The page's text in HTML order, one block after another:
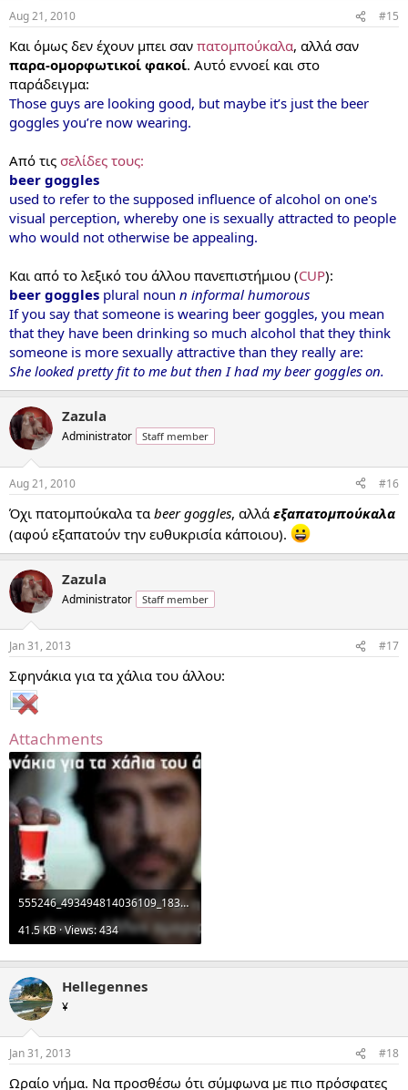
Aug 21, 2010 #15
Και όμως δεν έχουν μπει σαν πατομπούκαλα, αλλά σαν
παρα-ομορφωτικοί φακοί. Αυτό εννοεί και στο
παράδειγμα:
Those guys are looking good, but maybe it’s just the beer
goggles you’re now wearing.
Από τις σελίδες τους:
beer goggles
used to refer to the supposed influence of alcohol on one's
visual perception, whereby one is sexually attracted to people
who would not otherwise be appealing.
Και από το λεξικό του άλλου πανεπιστήμιου (CUP):
beer goggles plural noun n informal humorous
If you say that someone is wearing beer goggles, you mean
that they have been drinking so much alcohol that they think
someone is more sexually attractive than they really are:
She looked pretty fit to me but then I had my beer goggles on.
Zazula
Administrator Staff member
Aug 21, 2010 #16
Όχι πατομπούκαλα τα beer goggles, αλλά εξαπατομπούκαλα
(αφού εξαπατούν την ευθυκρισία κάποιου).
Zazula
Administrator Staff member
Jan 31, 2013 #17
Σφηνάκια για τα χάλια του άλλου:
Attachments
555246_493494814036109_1835558905_n.jpg
41.5 KB · Views: 434
Hellegennes
¥
Jan 31, 2013 #18
Ωραίο νήμα. Να προσθέσω ότι σύμφωνα με πιο πρόσφατες